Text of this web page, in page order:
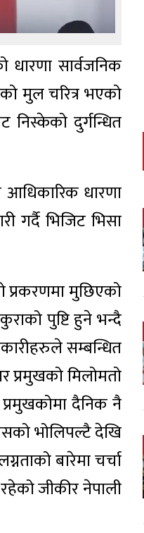
धारणा सार्वजनिक
मुल चरित्र भएको
निस्केको दुर्गन्धित
आधिकारिक धारणा
गर्दै भिजिट भिसा
प्रकरणमा मुछिएको
पुष्टि हुने भन्दै
सम्बन्धित
प्रमुखको मिलोमतो
प्रमुखकोमा दैनिक नै
भोलिपल्टै देखि
बारेमा चर्चा
जीकीर नेपाली